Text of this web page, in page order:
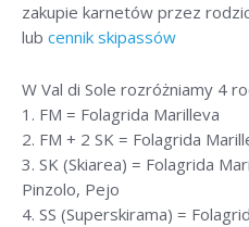
zakupie karnetów przez
lub cennik skipassów
W Val di Sole rozróżniamy 4
1. FM = Folagrida Marilleva
2. FM + 2 SK = Folagrida
3. SK (Skiarea) = Folagrida
Pinzolo, Pejo
4. SS (Superskirama) =